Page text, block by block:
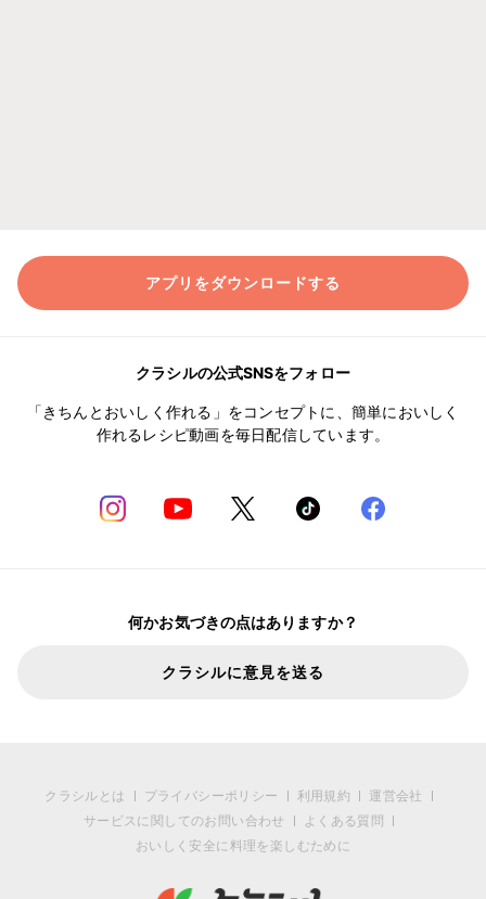
アプリをダウンロードする
クラシルの公式SNSをフォロー
「きちんとおいしく作れる」をコンセプトに、簡単においしく
作れるレシピ動画を毎日配信しています。
何かお気づきの点はありますか？
クラシルに意見を送る
クラシルとは プライバシーポリシー 利用規約
運営会社
サービスに関してのお問い合わせ
よくある質問
おいしく安全に料理を楽しむために